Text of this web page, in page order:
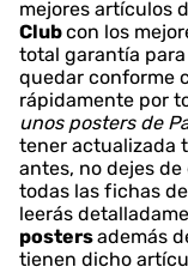
mejores artículos
Clubcon los
total garantía
quedar conforme
rápidamente por
unos posters de
tener actualizada
antes, no dejes
todas las fichas
leerás
postersademás
tienen dicho